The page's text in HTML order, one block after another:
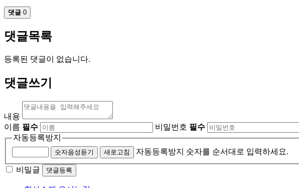
댓글 0
댓글목록
등록된 댓글이 없습니다.
댓글쓰기
내용
이름 필수 비밀번호 필수
자동등록방지
숫자음성듣기 새로고침 자동등록방지 숫자를 순서대로 입력하세요.
비밀글 댓글등록